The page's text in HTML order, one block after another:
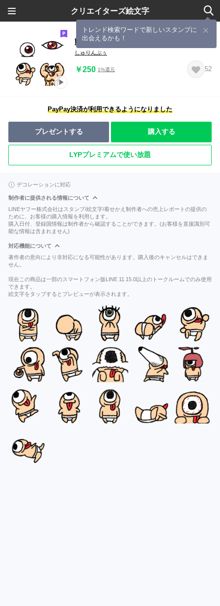
クリエイターズ絵文字
トレンド検索ワードで新しいスタンプに
出会えるかも！
動く!目玉の絵文字
しゅりんぷぅ
￥250 1%還元 52
PayPay決済が利用できるようになりました
プレゼントする 購入する
LYPプレミアムで使い放題
デコレーションに対応
制作者に提供される情報について
LINEヤフー株式会社はスタンプ/絵文字/着せかえ制作者への売上レポートの提供の
ために、お客様の購入情報を利用します。
購入日付、登録国情報は制作者から確認することができます。(お客様を直接識別可
能な情報は含まれません)
対応機能について
著作者の意向により非対応になる可能性があります。購入後のキャンセルはできま
せん。
現在この商品は一部のスマートフォン版LINE 11.15.0以上のトークルームでのみ使用
できます。
絵文字をタップするとプレビューが表示されます。